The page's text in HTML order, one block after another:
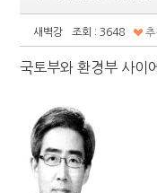
새벽강 조회 : 3648
국토부와 환경부 사이